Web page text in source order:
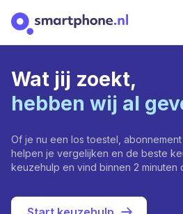
Wat jij zoekt,
hebben wij al
Of je nu een los toestel,
helpen je vergelijken en de beste
keuzehulp en vind binnen 2 minuten